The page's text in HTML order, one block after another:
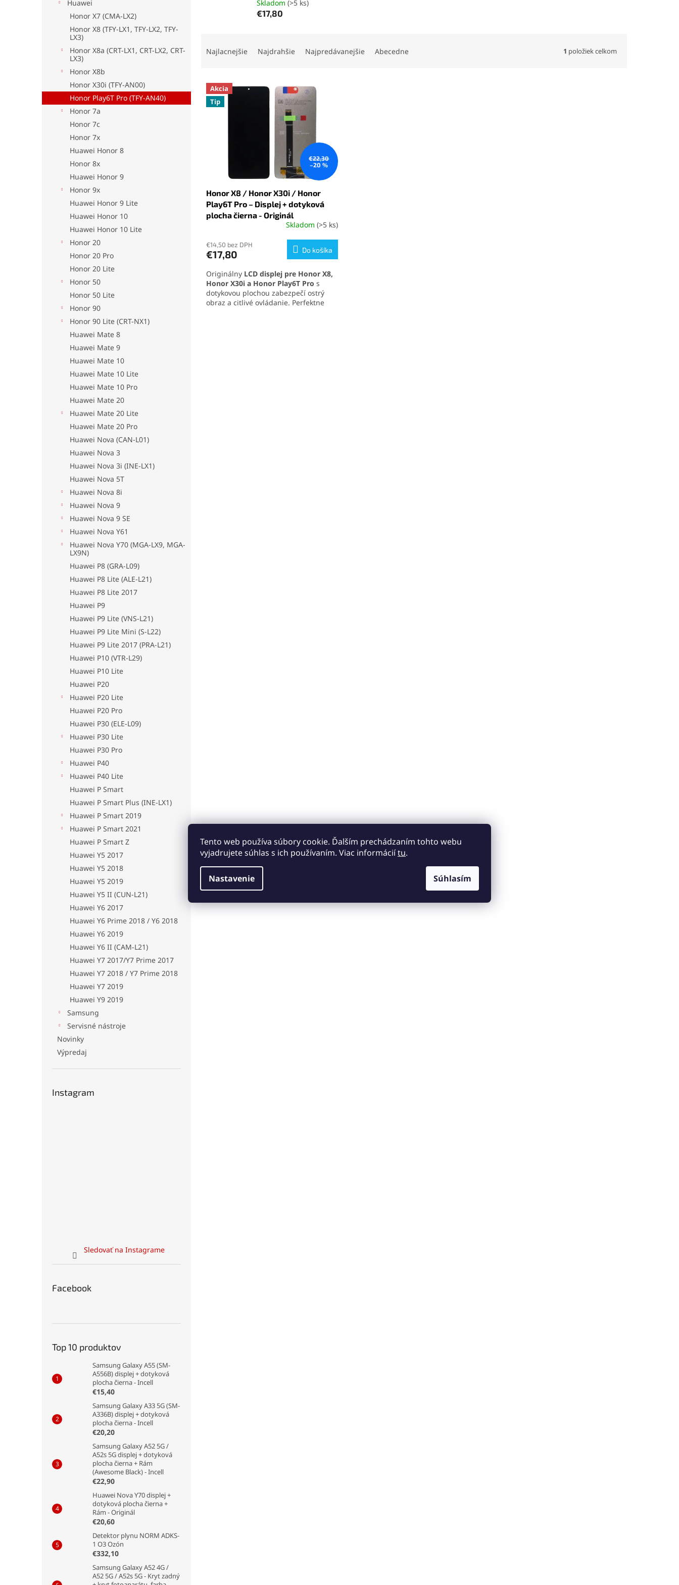
Tento web používa súbory cookie. Ďalším prechádzaním tohto webu
vyjadrujete súhlas s ich používaním. Viac informáciítu.
Nastavenie Súhlasím
Huawei
Honor X7 (CMA-LX2)
Honor X8 (TFY-LX1, TFY-LX2, TFY-
LX3)
Honor X8a (CRT-LX1, CRT-LX2, CRT-
LX3)
Honor X8b
Honor X30i (TFY-AN00)
Honor Play6T Pro (TFY-AN40)
Honor 7a
Honor 7c
Honor 7x
Huawei Honor 8
Honor 8x
Huawei Honor 9
Honor 9x
Huawei Honor 9 Lite
Huawei Honor 10
Huawei Honor 10 Lite
Honor 20
Honor 20 Pro
Honor 20 Lite
Honor 50
Honor 50 Lite
Honor 90
Honor 90 Lite (CRT-NX1)
Huawei Mate 8
Huawei Mate 9
Huawei Mate 10
Huawei Mate 10 Lite
Huawei Mate 10 Pro
Huawei Mate 20
Huawei Mate 20 Lite
Huawei Mate 20 Pro
Huawei Nova (CAN-L01)
Huawei Nova 3
Huawei Nova 3i (INE-LX1)
Huawei Nova 5T
Huawei Nova 8i
Huawei Nova 9
Huawei Nova 9 SE
Huawei Nova Y61
Huawei Nova Y70 (MGA-LX9, MGA-
LX9N)
Huawei P8 (GRA-L09)
Huawei P8 Lite (ALE-L21)
Huawei P8 Lite 2017
Huawei P9
Huawei P9 Lite (VNS-L21)
Huawei P9 Lite Mini (S-L22)
Huawei P9 Lite 2017 (PRA-L21)
Huawei P10 (VTR-L29)
Huawei P10 Lite
Huawei P20
Huawei P20 Lite
Huawei P20 Pro
Huawei P30 (ELE-L09)
Huawei P30 Lite
Huawei P30 Pro
Huawei P40
Huawei P40 Lite
Huawei P Smart
Huawei P Smart Plus (INE-LX1)
Huawei P Smart 2019
Huawei P Smart 2021
Huawei P Smart Z
Huawei Y5 2017
Huawei Y5 2018
Huawei Y5 2019
Huawei Y5 II (CUN-L21)
Huawei Y6 2017
Huawei Y6 Prime 2018 / Y6 2018
Huawei Y6 2019
Huawei Y6 II (CAM-L21)
Huawei Y7 2017/Y7 Prime 2017
Huawei Y7 2018 / Y7 Prime 2018
Huawei Y7 2019
Huawei Y9 2019
Samsung
Servisné nástroje
Novinky
Výpredaj
Instagram
Sledovať na Instagrame
Facebook
Top 10 produktov
Samsung Galaxy A55 (SM-
A556B) displej + dotyková
plocha čierna - Incell
€15,40
Samsung Galaxy A33 5G (SM-
A336B) displej + dotyková
plocha čierna - Incell
€20,20
Samsung Galaxy A52 5G /
A52s 5G displej + dotyková
plocha čierna + Rám
(Awesome Black) - Incell
€22,90
Huawei Nova Y70 displej +
dotyková plocha čierna +
Rám - Originál
€20,60
Detektor plynu NORM ADKS-
1 O3 Ozón
€332,10
Samsung Galaxy A52 4G /
A52 5G / A52s 5G - Kryt zadný
Skladom (>5 ks)
€17,80
n
Najlacnejšie Najdrahšie Najpredávanejšie Abecedne 1 položiek celkom
V
p
Akcia
Tip
€22,30
–20 %
Honor X8 / Honor X30i / Honor
Play6T Pro – Displej + dotyková
plocha čierna - Originál
produktu
je
z
5
hviezdičiek.
Skladom (>5 ks)
€14,50 bez DPH
€17,80 Do košíka
Originálny LCD displej pre Honor X8,
Honor X30i a Honor Play6T Pro s
dotykovou plochou zabezpečí ostrý
obraz a citlivé ovládanie. Perfektne